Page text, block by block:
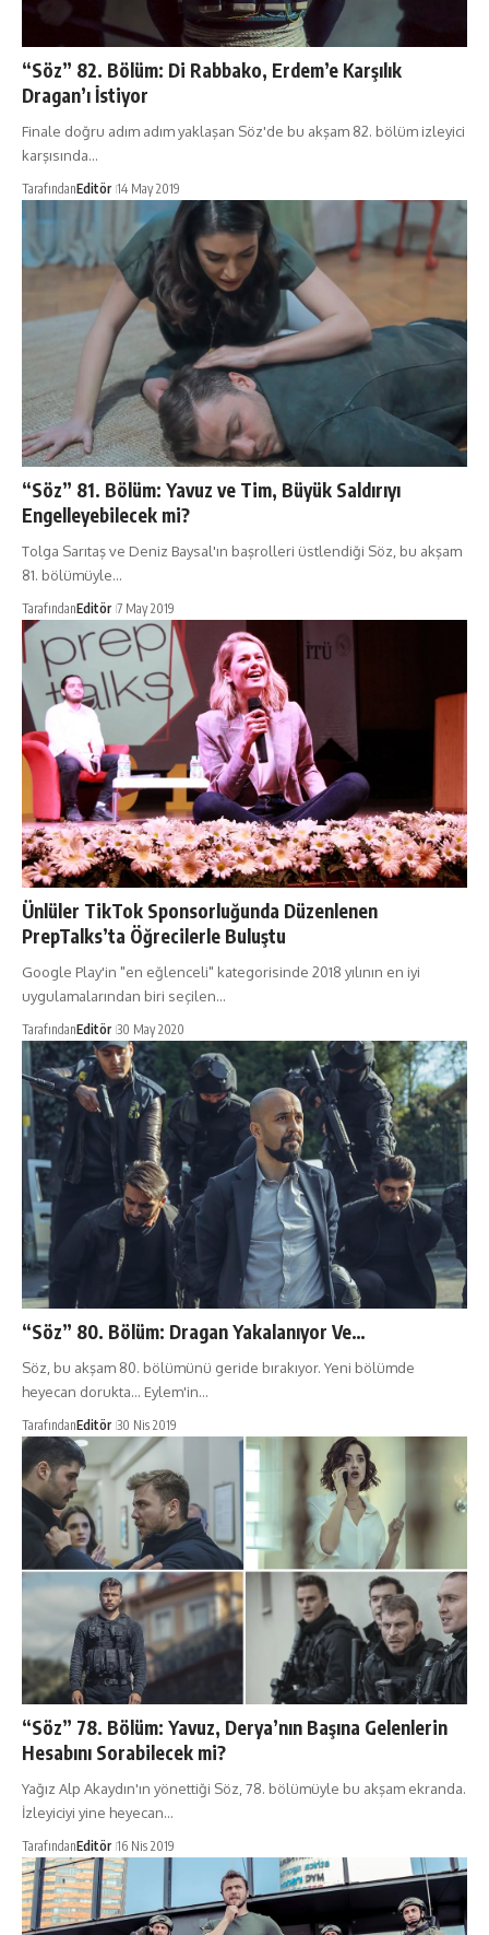
“Söz” 82. Bölüm: Di Rabbako, Erdem’e Karşılık
Dragan’ı İstiyor
Finale doğru adım adım yaklaşan Söz'de bu akşam 82. bölüm izleyici
karşısında…
TarafındanEditör 14 May 2019
“Söz” 81. Bölüm: Yavuz ve Tim, Büyük Saldırıyı
Engelleyebilecek mi?
Tolga Sarıtaş ve Deniz Baysal'ın başrolleri üstlendiği Söz, bu akşam
81. bölümüyle…
TarafındanEditör 7 May 2019
Ünlüler TikTok Sponsorluğunda Düzenlenen
PrepTalks’ta Öğrecilerle Buluştu
Google Play'in "en eğlenceli" kategorisinde 2018 yılının en iyi
uygulamalarından biri seçilen…
TarafındanEditör 30 May 2020
“Söz” 80. Bölüm: Dragan Yakalanıyor Ve…
Söz, bu akşam 80. bölümünü geride bırakıyor. Yeni bölümde
heyecan dorukta... Eylem'in…
TarafındanEditör 30 Nis 2019
“Söz” 78. Bölüm: Yavuz, Derya’nın Başına Gelenlerin
Hesabını Sorabilecek mi?
Yağız Alp Akaydın'ın yönettiği Söz, 78. bölümüyle bu akşam ekranda.
İzleyiciyi yine heyecan…
TarafındanEditör 16 Nis 2019